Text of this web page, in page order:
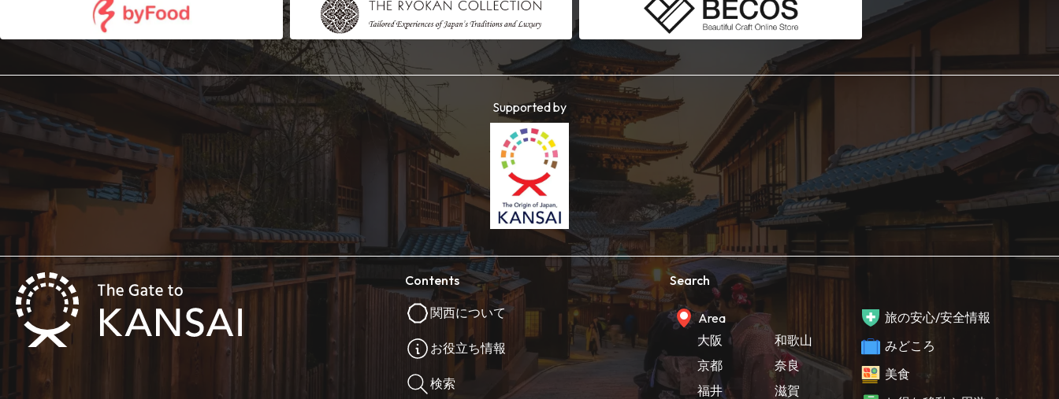
Supported by
Contents
関西について
お役立ち情報
検索
Search
Area
大阪
京都
福井
和歌山
奈良
滋賀
旅の安心/安全情報
みどころ
美食